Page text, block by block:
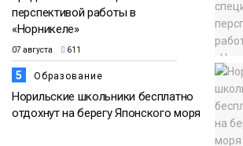
перспективой работы в
«Норникеле»
07 августа 611
5 Образование
Норильские школьники бесплатно
отдохнут на берегу Японского моря